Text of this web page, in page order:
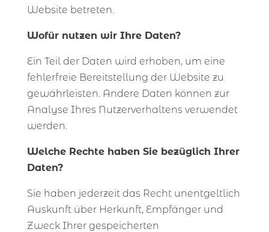
Website betreten.
Wofür nutzen wir Ihre Daten?
Ein Teil der Daten wird erhoben, um eine
fehlerfreie Bereitstellung der Website zu
gewährleisten. Andere Daten können zur
Analyse Ihres Nutzerverhaltens verwendet
werden.
Welche Rechte haben Sie bezüglich Ihrer
Daten?
Sie haben jederzeit das Recht unentgeltlich
Auskunft über Herkunft, Empfänger und
Zweck Ihrer gespeicherten